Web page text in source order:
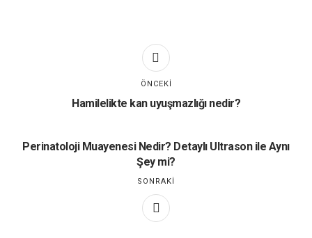
Hamilelikte kan uyuşmazlığı nedir?
ÖNCEKI
Perinatoloji Muayenesi Nedir? Detaylı Ultrason ile Aynı
Şey mi?
SONRAKI